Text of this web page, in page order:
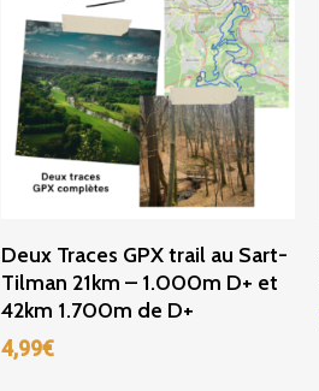
Ajouter Au Panier
Deux Traces GPX trail au Sart-
Tilman 21km – 1.000m D+ et
42km 1.700m de D+
4,99€